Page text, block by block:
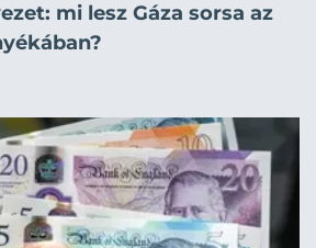
mi lesz Gáza sorsa az